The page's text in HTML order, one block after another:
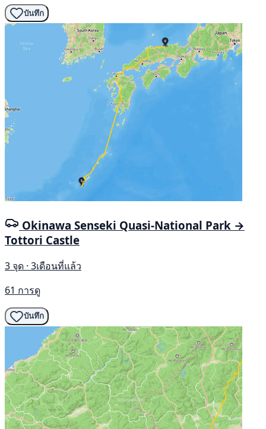
บันทึก
Okinawa Senseki Quasi-National Park →
Tottori Castle
3 จุด · 3เดือนที่แล้ว
61 การดู
บันทึก